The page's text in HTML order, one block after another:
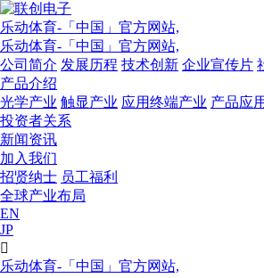
乐动体育-「中国」官方网站,
乐动体育-「中国」官方网站,
公司简介 发展历程 技术创新 企业宣传片
产品介绍
光学产业 触显产业 应用终端产业 产品应
投资者关系
新闻资讯
加入我们
招贤纳士 员工福利
全球产业布局
EN
JP

乐动体育-「中国」官方网站,